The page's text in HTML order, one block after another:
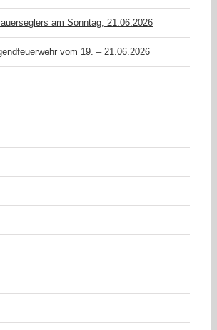
am Sonntag, 21.06.2026
vom 19. – 21.06.2026